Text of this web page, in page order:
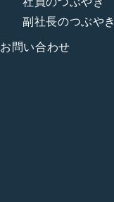
副社長のつぶやき
お問い合わせ